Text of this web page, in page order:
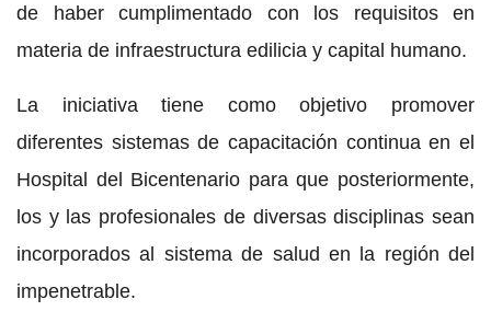
de haber cumplimentado con los requisitos en
materia de infraestructura edilicia y capital humano.
La iniciativa tiene como objetivo promover
diferentes sistemas de capacitación continua en el
Hospital del Bicentenario para que posteriormente,
los y las profesionales de diversas disciplinas sean
incorporados al sistema de salud en la región del
impenetrable.